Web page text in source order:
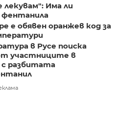
лекувам": Има ли
е обявен оранжев код за
в Русе поиска
участниците в
с разбитата